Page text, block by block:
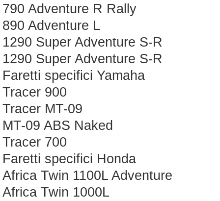
790 Adventure R Rally
890 Adventure L
1290 Super Adventure S-R
1290 Super Adventure S-R
Faretti specifici Yamaha
Tracer 900
Tracer MT-09
MT-09 ABS Naked
Tracer 700
Faretti specifici Honda
Africa Twin 1100L Adventure
Africa Twin 1000L